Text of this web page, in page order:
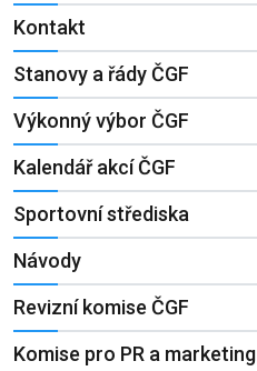
Kontakt
Stanovy a řády ČGF
Výkonný výbor ČGF
Kalendář akcí ČGF
Sportovní střediska
Návody
Revizní komise ČGF
Komise pro PR a marketing